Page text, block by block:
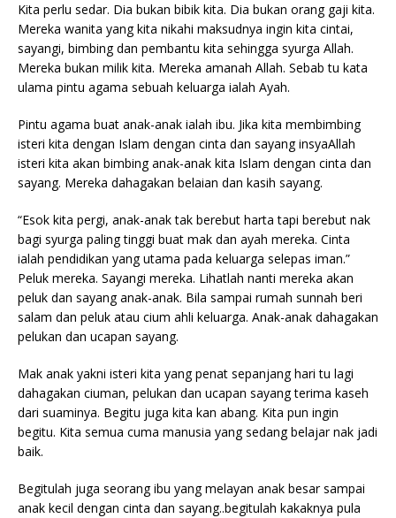
Kita perlu sedar. Dia bukan bibik kita. Dia bukan orang gaji kita.
Mereka wanita yang kita nikahi maksudnya ingin kita cintai,
sayangi, bimbing dan pembantu kita sehingga syurga Allah.
Mereka bukan milik kita. Mereka amanah Allah. Sebab tu kata
ulama pintu agama sebuah keluarga ialah Ayah.
Pintu agama buat anak-anak ialah ibu. Jika kita membimbing
isteri kita dengan Islam dengan cinta dan sayang insyaAllah
isteri kita akan bimbing anak-anak kita Islam dengan cinta dan
sayang. Mereka dahagakan belaian dan kasih sayang.
“Esok kita pergi, anak-anak tak berebut harta tapi berebut nak
bagi syurga paling tinggi buat mak dan ayah mereka. Cinta
ialah pendidikan yang utama pada keluarga selepas iman.”
Peluk mereka. Sayangi mereka. Lihatlah nanti mereka akan
peluk dan sayang anak-anak. Bila sampai rumah sunnah beri
salam dan peluk atau cium ahli keluarga. Anak-anak dahagakan
pelukan dan ucapan sayang.
Mak anak yakni isteri kita yang penat sepanjang hari tu lagi
dahagakan ciuman, pelukan dan ucapan sayang terima kaseh
dari suaminya. Begitu juga kita kan abang. Kita pun ingin
begitu. Kita semua cuma manusia yang sedang belajar nak jadi
baik.
Begitulah juga seorang ibu yang melayan anak besar sampai
anak kecil dengan cinta dan sayang..begitulah kakaknya pula